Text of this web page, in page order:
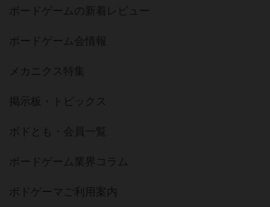
ボードゲームの新着レビュー
ボードゲーム会情報
メカニクス特集
掲示板・トピックス
ボドとも・会員一覧
ボードゲーム業界コラム
ボドゲーマご利用案内